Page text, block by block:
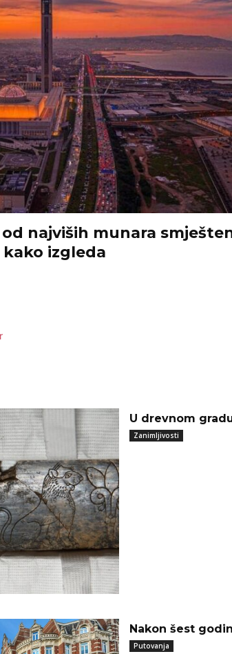
najviših munara
izgleda
U drevnom
Zanimljivosti
Nakon šest
Putovanja